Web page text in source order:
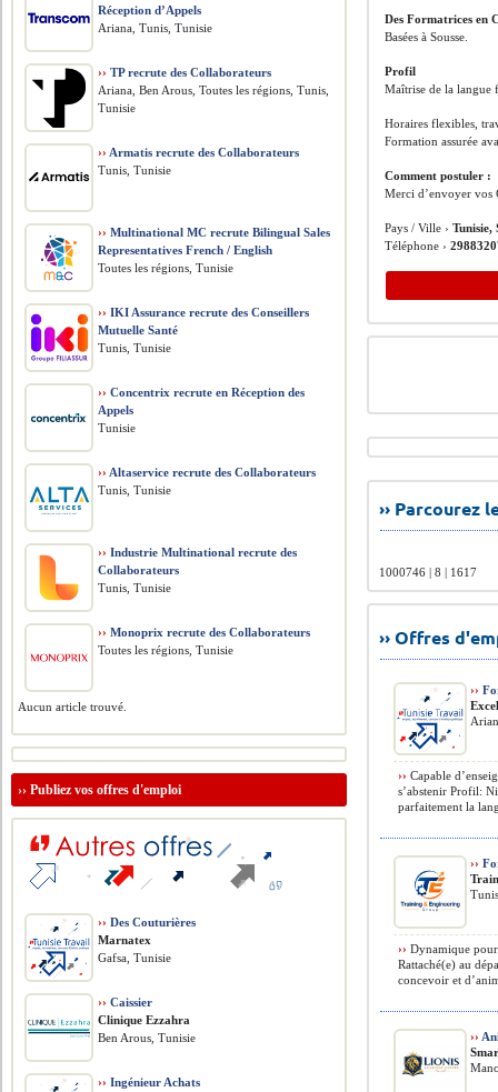
Des Formatrices en
Basées à Sousse.
Profil
Maîtrise de la langue
Horaires flexibles,
Formation assurée
Comment postuler :
Merci d’envoyer
Pays / Ville ›Tunisie,
Téléphone ›
››
1000746 | 8 | 1617
›› Offres
››
›› Capable
s’abstenir Profil:
parfaitement la
››
›› Dynamique
Rattaché(e) au
concevoir et
››
Réception d’Appels
Ariana, Tunis, Tunisie
›› TP recrute des Collaborateurs
Ariana, Ben Arous, Toutes les régions, Tunis,
Tunisie
›› Armatis recrute des Collaborateurs
Tunis, Tunisie
›› Multinational MC recrute Bilingual Sales
Representatives French / English
Toutes les régions, Tunisie
›› IKI Assurance recrute des Conseillers
Mutuelle Santé
Tunis, Tunisie
›› Concentrix recrute en Réception des
Appels
Tunisie
›› Altaservice recrute des Collaborateurs
Tunis, Tunisie
›› Industrie Multinational recrute des
Collaborateurs
Tunis, Tunisie
›› Monoprix recrute des Collaborateurs
Toutes les régions, Tunisie
Aucun article trouvé.
››Publiez vos offres d'emploi
›› Des Couturières
Marnatex
Gafsa, Tunisie
›› Caissier
Clinique Ezzahra
Ben Arous, Tunisie
›› Ingénieur Achats